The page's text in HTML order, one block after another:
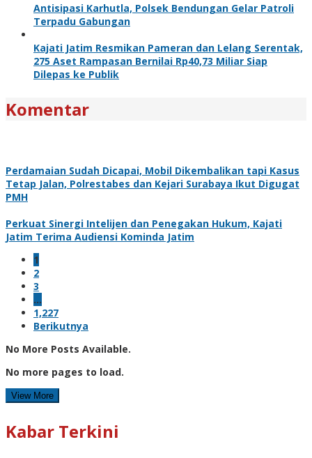
Antisipasi Karhutla, Polsek Bendungan Gelar Patroli
Terpadu Gabungan
Kajati Jatim Resmikan Pameran dan Lelang Serentak,
275 Aset Rampasan Bernilai Rp40,73 Miliar Siap
Dilepas ke Publik
Komentar
Perdamaian Sudah Dicapai, Mobil Dikembalikan tapi Kasus
Tetap Jalan, Polrestabes dan Kejari Surabaya Ikut Digugat
PMH
Perkuat Sinergi Intelijen dan Penegakan Hukum, Kajati
Jatim Terima Audiensi Kominda Jatim
1
2
3
…
1,227
Berikutnya
No More Posts Available.
No more pages to load.
View More
Kabar Terkini